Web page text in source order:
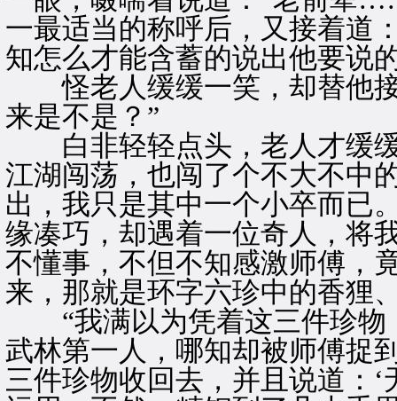
一最适当的称呼后，又接着
知怎么才能含蓄的说出他要说
怪老人缓缓一笑，却替他接
来是不是？”
白非轻轻点头，老人才缓缓
江湖闯荡，也闯了个不大不中
出，我只是其中一个小卒而已
缘凑巧，却遇着一位奇人，将
不懂事，不但不知感激师傅，
来，那就是环字六珍中的香狸
“我满以为凭着这三件珍物
武林第一人，哪知却被师傅捉
三件珍物收回去，并且说道：